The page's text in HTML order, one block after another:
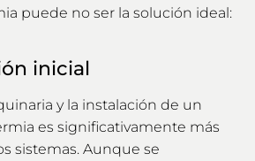
puede no ser la solución ideal:
inicial
y la instalación de un
es significativamente más
sistemas. Aunque se